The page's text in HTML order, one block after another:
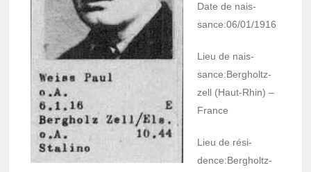
Date de nais­
sance:06/01/1916
Lieu de nais­
sance:Bergholtz­
zell (Haut-Rhin) –
France
Lieu de rési­
dence:Bergholtz­